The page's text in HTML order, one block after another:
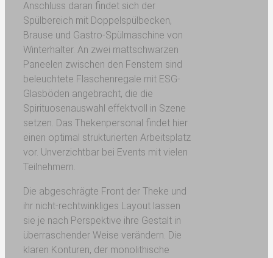
Anschluss daran findet sich der
Spülbereich mit Doppelspülbecken,
Brause und Gastro-Spülmaschine von
Winterhalter. An zwei mattschwarzen
Paneelen zwischen den Fenstern sind
beleuchtete Flaschenregale mit ESG-
Glasböden angebracht, die die
Spirituosenauswahl effektvoll in Szene
setzen. Das Thekenpersonal findet hier
einen optimal strukturierten Arbeitsplatz
vor. Unverzichtbar bei Events mit vielen
Teilnehmern.
Die abgeschrägte Front der Theke und
ihr nicht-rechtwinkliges Layout lassen
sie je nach Perspektive ihre Gestalt in
überraschender Weise verändern. Die
klaren Konturen, der monolithische